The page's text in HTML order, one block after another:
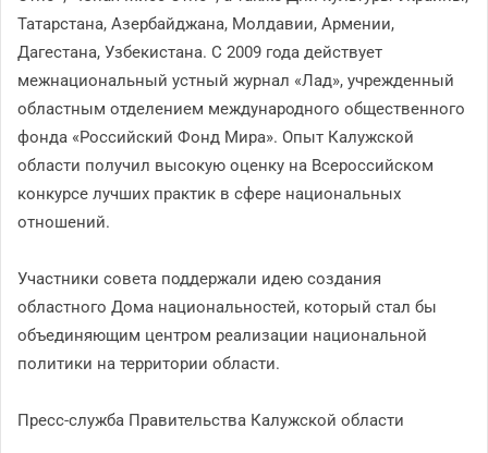
Татарстана, Азербайджана, Молдавии, Армении,
Дагестана, Узбекистана. С 2009 года действует
межнациональный устный журнал «Лад», учрежденный
областным отделением международного общественного
фонда «Российский Фонд Мира». Опыт Калужской
области получил высокую оценку на Всероссийском
конкурсе лучших практик в сфере национальных
отношений.
Участники совета поддержали идею создания
областного Дома национальностей, который стал бы
объединяющим центром реализации национальной
политики на территории области.
Пресс-служба Правительства Калужской области